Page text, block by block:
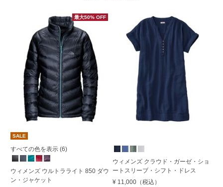
最大50% OFF
SALE
すべての色を表示 (6)
ウィメンズ ウルトラライト 850 ダウ
ン・ジャケット
ウィメンズ クラウド・ガーゼ・ショ
ートスリーブ・シフト・ドレス
¥ 11,000 （税込）